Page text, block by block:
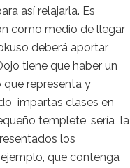
así relajarla. Es
como medio de llegar
deberá aportar
tiene que haber un
representa y
impartas clases en
templete, sería la
los
que contenga